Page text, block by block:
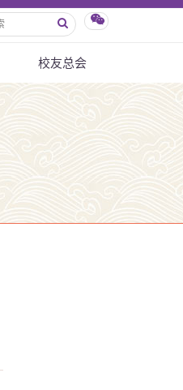
校友总会